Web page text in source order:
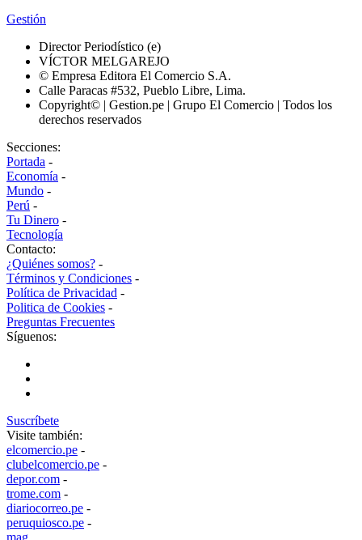
Gestión
Director Periodístico (e)
VÍCTOR MELGAREJO
© Empresa Editora El Comercio S.A.
Calle Paracas #532, Pueblo Libre, Lima.
Copyright© | Gestion.pe | Grupo El Comercio | Todos los
derechos reservados
Secciones:
Portada -
Economía -
Mundo -
Perú -
Tu Dinero -
Tecnología
Contacto:
¿Quiénes somos? -
Términos y Condiciones -
Política de Privacidad -
Politica de Cookies -
Preguntas Frecuentes
Síguenos:
Suscríbete
Visite también:
elcomercio.pe -
clubelcomercio.pe -
depor.com -
trome.com -
diariocorreo.pe -
peruquiosco.pe -
mag